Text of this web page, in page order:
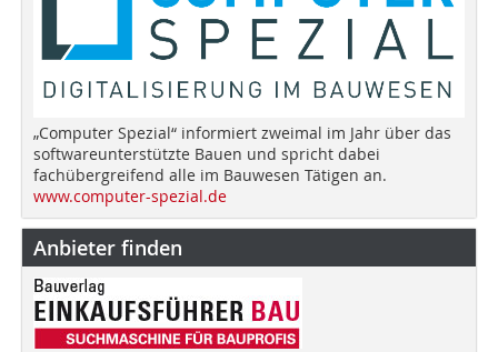
„Computer Spezial“ informiert zweimal im Jahr über das
softwareunterstützte Bauen und spricht dabei
fachübergreifend alle im Bauwesen Tätigen an.
www.computer-spezial.de
Anbieter finden